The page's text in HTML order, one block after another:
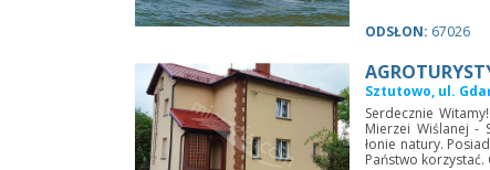
ODSŁON: 67026
Sztutowo, ul.
Serdecznie
Mierzei Wiślanej -
łonie natury.
Państwo
Serdecznie zapraszamy do wynajęcia naszych pokoi
oraz apartamentu w miejscowości Krynica Morska -
Piaski. Obiekt znajduje się w cichej i spokojnej okolicy
500 metrów od morza. Do centrum Krynicy...
Serdecznie
położonej w
bezpośrednim
Oferujemy
pokoje,...